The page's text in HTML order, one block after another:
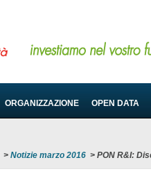
ORGANIZZAZIONE OPEN DATA
> Notizie marzo 2016 > PON R&I: